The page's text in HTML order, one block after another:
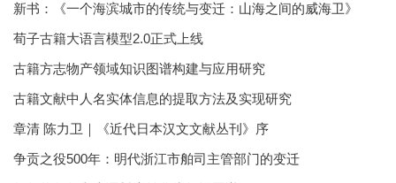
新书：《一个海滨城市的传统与变迁：山海之间的威海卫》
荀子古籍大语言模型2.0正式上线
古籍方志物产领域知识图谱构建与应用研究
古籍文献中人名实体信息的提取方法及实现研究
章清 陈力卫｜《近代日本汉文文献丛刊》序
争贡之役500年：明代浙江市舶司主管部门的变迁